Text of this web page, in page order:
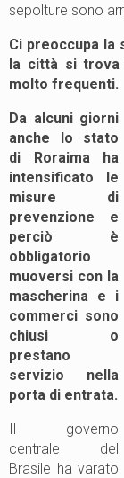
sepolture sono
Ci preoccupa la
la città si trova
molto frequenti.
Da alcuni giorni
anche lo stato
di Roraima ha
intensificato le
misure di
prevenzione e
perciò è
obbligatorio
muoversi con la
mascherina e i
commerci sono
chiusi o
prestano
servizio nella
porta di entrata.
Il governo
centrale del
Brasile ha varato